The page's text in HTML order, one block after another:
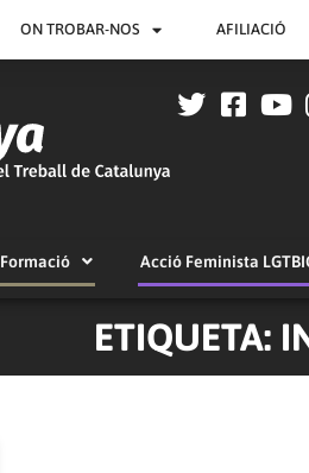
ON TROBAR-NOS AFILIACIÓ
Formació Acció Feminista
ETIQUETA: